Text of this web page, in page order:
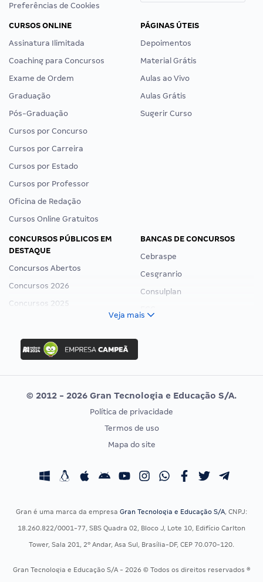
Preferências de Cookies
CURSOS ONLINE
Assinatura Ilimitada
Coaching para Concursos
Exame de Ordem
Graduação
Pós-Graduação
Cursos por Concurso
Cursos por Carreira
Cursos por Estado
Cursos por Professor
Oficina de Redação
Cursos Online Gratuitos
PÁGINAS ÚTEIS
Depoimentos
Material Grátis
Aulas ao Vivo
Aulas Grátis
Sugerir Curso
CONCURSOS PÚBLICOS EM
DESTAQUE
Concursos Abertos
Concursos 2026
Concursos 2025
Concurso Ibama
Concurso MPU
Editais publicados
BANCAS DE CONCURSOS
Cebraspe
Cesgranrio
Consulplan
Vunesp
CONCURSOS POR PROFISSÃO
Concursos Fiscais
Residência Multiprofissional
EXAME DE ORDEM
Calendário OAB
Veja mais
© 2012 - 2026 Gran Tecnologia e Educação S/A.
Política de privacidade
Termos de uso
Mapa do site
Gran é uma marca da empresa Gran Tecnologia e Educação S/A, CNPJ:
18.260.822/0001-77, SBS Quadra 02, Bloco J, Lote 10, Edifício Carlton
Tower, Sala 201, 2º Andar, Asa Sul, Brasília-DF, CEP 70.070-120.
Gran Tecnologia e Educação S/A - 2026 © Todos os direitos reservados ®